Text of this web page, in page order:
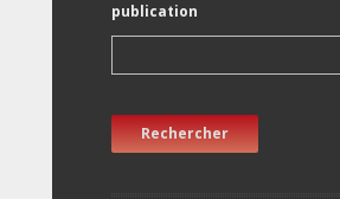
publication
Rechercher